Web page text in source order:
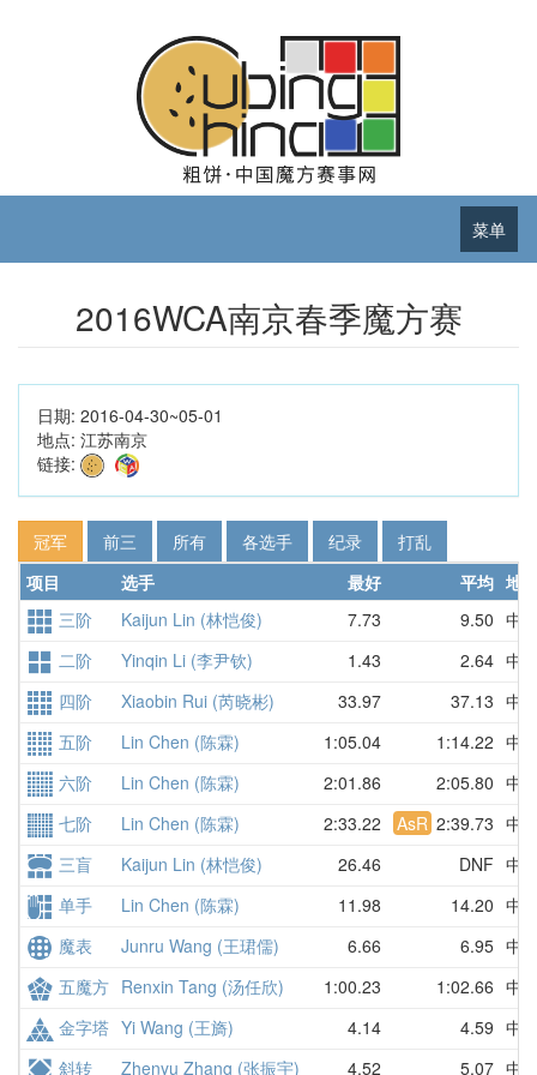
菜单
2016WCA南京春季魔方赛
日期: 2016-04-30~05-01
地点: 江苏南京
链接:
冠军 前三 所有 各选手 纪录
打乱
项目
选手 最好 平均 地
三阶
Kaijun Lin (林恺俊) 7.73 9.50 中
二阶
Yinqin Li (李尹钦) 1.43 2.64 中
四阶
Xiaobin Rui (芮晓彬) 33.97 37.13 中
五阶
Lin Chen (陈霖) 1:05.04 1:14.22 中
六阶
Lin Chen (陈霖) 2:01.86 2:05.80 中
七阶
Lin Chen (陈霖) 2:33.22 AsR 2:39.73 中
三盲
Kaijun Lin (林恺俊) 26.46 DNF 中
单手
Lin Chen (陈霖) 11.98 14.20 中
魔表
Junru Wang (王珺儒) 6.66 6.95 中
五魔方 Renxin Tang (汤任欣) 1:00.23 1:02.66 中
金字塔 Yi Wang (王旖) 4.14 4.59 中
斜转
Zhenyu Zhang (张振宇) 4.52 5.07 中